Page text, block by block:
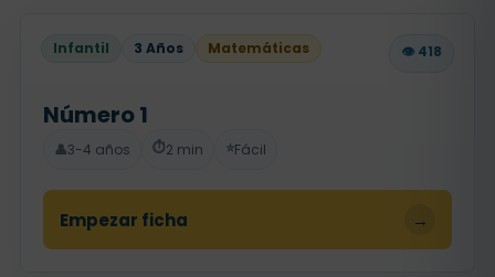
Infantil 3 Años Matemáticas 👁️ 418
Número 1
👤3-4 años ⏱️2 min ⭐Fácil
Empezar ficha →